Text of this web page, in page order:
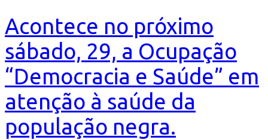
Acontece no próximo
sábado, 29, a Ocupação
“Democracia e Saúde” em
atenção à saúde da
população negra.